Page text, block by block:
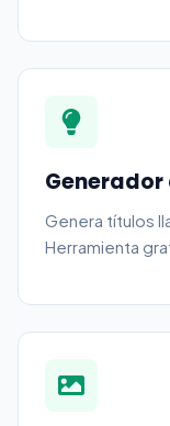
Genera títulos
Herramienta